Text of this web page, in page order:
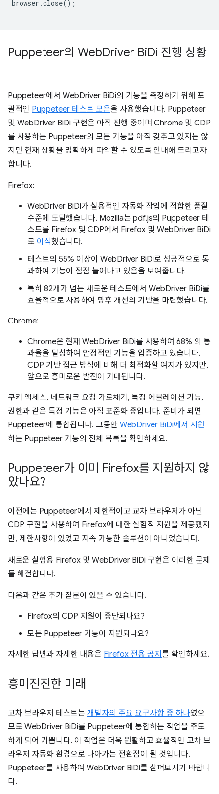
browser .close();
Puppeteer의 WebDriver BiDi 진행 상황
Puppeteer에서 WebDriver BiDi의 기능을 측정하기 위해 포
괄적인 Puppeteer 테스트 모음을 사용했습니다. Puppeteer
및 WebDriver BiDi 구현은 아직 진행 중이며 Chrome 및 CDP
를 사용하는 Puppeteer의 모든 기능을 아직 갖추고 있지는 않
지만 현재 상황을 명확하게 파악할 수 있도록 안내해 드리고자
합니다.
Firefox:
WebDriver BiDi가 실용적인 자동화 작업에 적합한 품질
수준에 도달했습니다. Mozilla는 pdf.js의 Puppeteer 테
스트를 Firefox 및 CDP에서 Firefox 및 WebDriver BiDi
로 이식했습니다.
테스트의 55% 이상이 WebDriver BiDi로 성공적으로 통
과하여 기능이 점점 늘어나고 있음을 보여줍니다.
특히 82개가 넘는 새로운 테스트에서 WebDriver BiDi를
효율적으로 사용하여 향후 개선의 기반을 마련했습니다.
Chrome:
Chrome은 현재 WebDriver BiDi를 사용하여 68% 의 통
과율을 달성하여 안정적인 기능을 입증하고 있습니다.
CDP 기반 접근 방식에 비해 더 최적화할 여지가 있지만,
앞으로 흥미로운 발전이 기대됩니다.
쿠키 액세스, 네트워크 요청 가로채기, 특정 에뮬레이션 기능,
권한과 같은 특정 기능은 아직 표준화 중입니다. 준비가 되면
Puppeteer에 통합됩니다. 그동안 WebDriver BiDi에서 지원
하는 Puppeteer 기능의 전체 목록을 확인하세요.
Puppeteer가 이미 Firefox를 지원하지 않
았나요?
이전에는 Puppeteer에서 제한적이고 교차 브라우저가 아닌
CDP 구현을 사용하여 Firefox에 대한 실험적 지원을 제공했지
만, 제한사항이 있었고 지속 가능한 솔루션이 아니었습니다.
새로운 실험용 Firefox 및 WebDriver BiDi 구현은 이러한 문제
를 해결합니다.
다음과 같은 추가 질문이 있을 수 있습니다.
Firefox의 CDP 지원이 중단되나요?
모든 Puppeteer 기능이 지원되나요?
자세한 답변과 자세한 내용은 Firefox 전용 공지 를 확인하세요.
흥미진진한 미래
교차 브라우저 테스트는 개발자의 주요 요구사항 중 하나였으
므로 WebDriver BiDi를 Puppeteer에 통합하는 작업을 주도
하게 되어 기쁩니다. 이 작업은 더욱 원활하고 효율적인 교차 브
라우저 자동화 환경으로 나아가는 전환점이 될 것입니다.
Puppeteer를 사용하여 WebDriver BiDi를 살펴보시기 바랍니
다.